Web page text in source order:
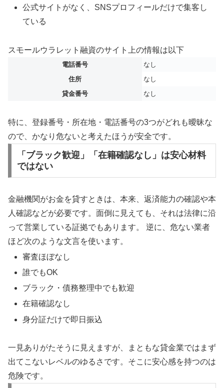
公式サイトがなく、SNSプロフィールだけで集客し
ている
スモールウラレット融資のサイト上の情報は以下
電話番号
なし
住所
なし
貸金番号
なし
特に、登録番号・所在地・電話番号の3つがどれも曖昧な
ので、かなり危ないと考えたほうが安全です。
「ブラック歓迎」「在籍確認なし」は安心材料
ではない
金融機関がお金を貸すときは、本来、返済能力の確認や本
人確認などが必要です。面倒に見えても、それは法律に沿
って営業している証拠でもあります。 逆に、危ない業者
ほど次のような文言を使います。
審査ほぼなし
誰でもOK
ブラック・債務整理中でも歓迎
在籍確認なし
身分証だけで即日振込
一見ありがたそうに見えますが、まともな貸金業ではまず
出てこないレベルのゆるさです。そこに安心感を持つのは
危険です。